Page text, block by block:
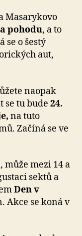
Masarykovo
pohodu, a to
se o šestý
aut,
naopak
se tu bude 24.
na tuto
Začíná se ve
může mezi 14 a
sektů a
Den v
Akce se koná v